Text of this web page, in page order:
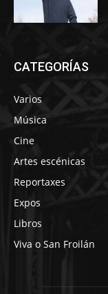
CATEGORÍAS
Varios
Música
Cine
Artes escénicas
Reportaxes
Expos
Libros
Viva o San Froilán